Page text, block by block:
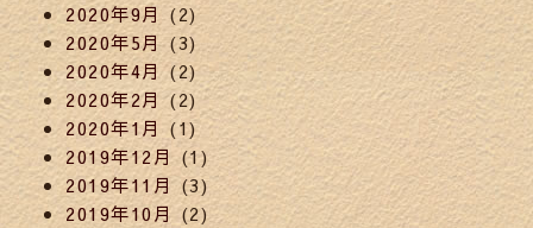
2020年9月 (2)
2020年5月(3)
2020年4月(2)
2020年2月 (2)
2020年1月 (1)
2019年12月(1)
2019年11月(3)
2019年10月 (2)